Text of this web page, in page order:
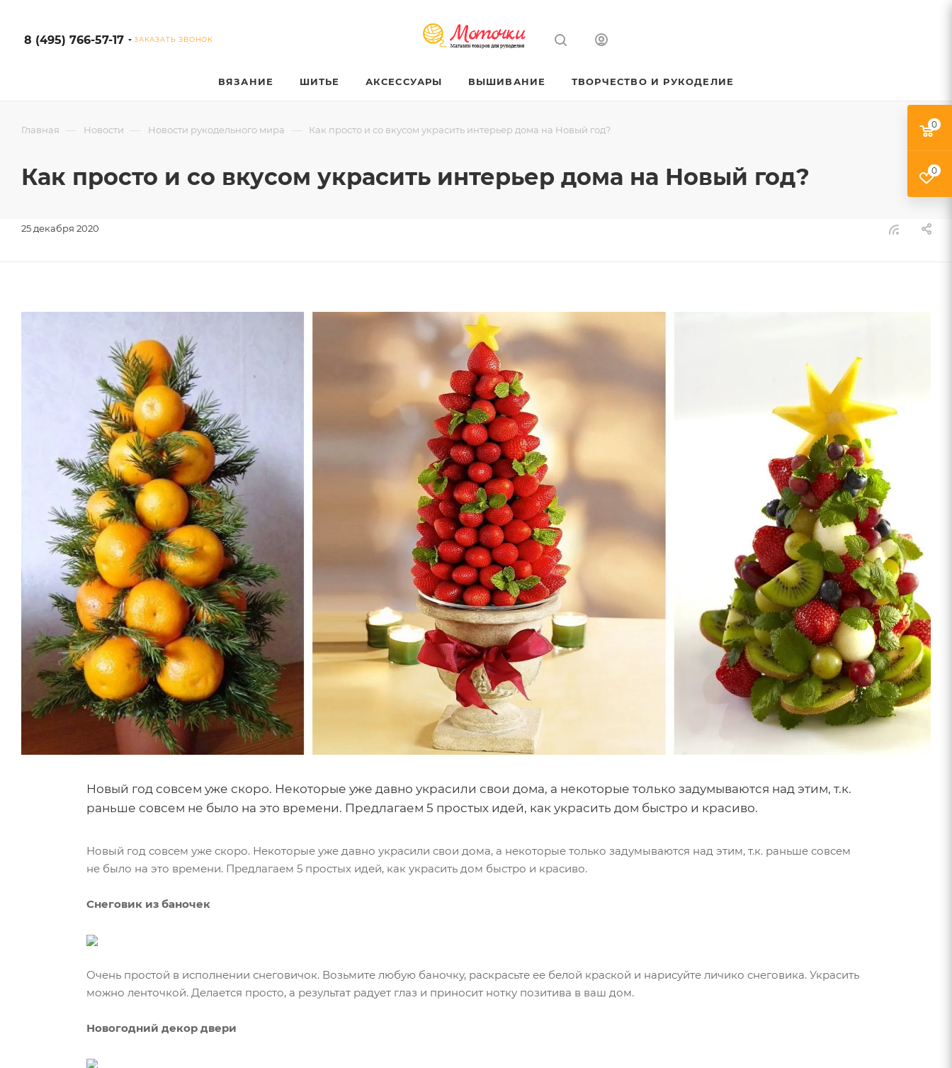
8 (495) 766-57-17 ЗАКАЗАТЬ ЗВОНОК
ВЯЗАНИЕ ШИТЬЕ АКСЕССУАРЫ ВЫШИВАНИЕ ТВОРЧЕСТВО И РУКОДЕЛИЕ
Главная — Новости — Новости рукодельного мира — Как просто и со вкусом украсить интерьер дома на Новый год?
Как просто и со вкусом украсить интерьер дома на Новый год?
25 декабря 2020
Новый год совсем уже скоро. Некоторые уже давно украсили свои дома, а некоторые только задумываются над этим, т.к.
раньше совсем не было на это времени. Предлагаем 5 простых идей, как украсить дом быстро и красиво.
Новый год совсем уже скоро. Некоторые уже давно украсили свои дома, а некоторые только задумываются над этим, т.к. раньше совсем
не было на это времени. Предлагаем 5 простых идей, как украсить дом быстро и красиво.
Снеговик из баночек
Очень простой в исполнении снеговичок. Возьмите любую баночку, раскрасьте ее белой краской и нарисуйте личико снеговика. Украсить
можно ленточкой. Делается просто, а результат радует глаз и приносит нотку позитива в ваш дом.
Новогодний декор двери
0
0